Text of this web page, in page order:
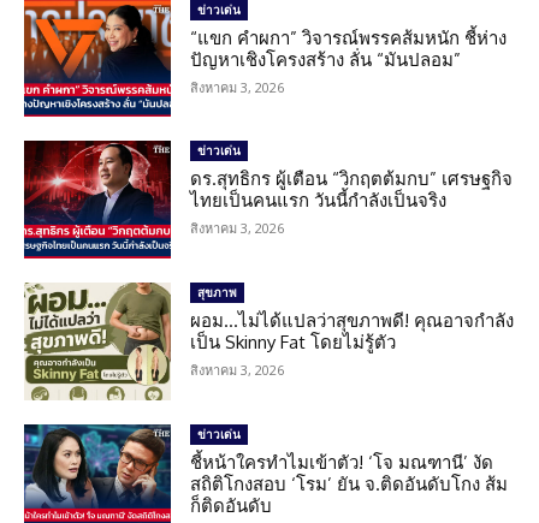
ข่าวเด่น
“แขก คำผกา” วิจารณ์พรรคส้มหนัก ชี้ห่าง
ปัญหาเชิงโครงสร้าง ลั่น “มันปลอม”
สิงหาคม 3, 2026
ข่าวเด่น
ดร.สุทธิกร ผู้เตือน “วิกฤตต้มกบ” เศรษฐกิจ
ไทยเป็นคนแรก วันนี้กำลังเป็นจริง
สิงหาคม 3, 2026
สุขภาพ
ผอม…ไม่ได้แปลว่าสุขภาพดี! คุณอาจกำลัง
เป็น Skinny Fat โดยไม่รู้ตัว
สิงหาคม 3, 2026
ข่าวเด่น
ชี้หน้าใครทำไมเข้าตัว! ‘โจ มณฑานี’ งัด
สถิติโกงสอบ ‘โรม’ ยัน จ.ติดอันดับโกง ส้ม
ก็ติดอันดับ